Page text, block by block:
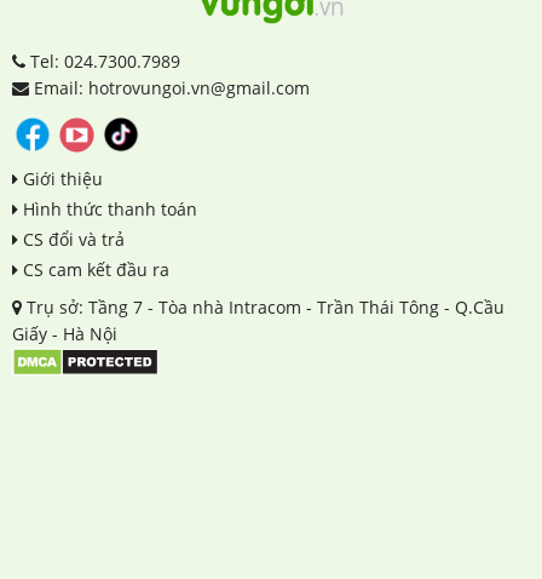
Tel: 024.7300.7989
Email: hotrovungoi.vn@gmail.com
Giới thiệu
Hình thức thanh toán
CS đổi và trả
CS cam kết đầu ra
Trụ sở: Tầng 7 - Tòa nhà Intracom - Trần Thái Tông - Q.Cầu
Giấy - Hà Nội